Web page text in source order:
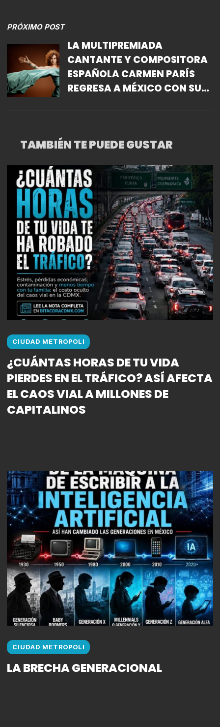
PRÓXIMO POST
LA MULTIPREMIADA
CANTANTE Y COMPOSITORA
ESPAÑOLA CARMEN PARÍS
REGRESA A MÉXICO CON SU
TAMBIÉN TE PUEDE GUSTAR
CIUDAD METROPOLI
¿CUÁNTAS HORAS DE TU VIDA
PIERDES EN EL TRÁFICO? ASÍ AFECTA
EL CAOS VIAL A MILLONES DE
CAPITALINOS
CIUDAD METROPOLI
LA BRECHA GENERACIONAL